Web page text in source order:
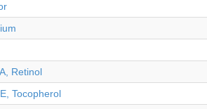
Retinol
Tocopherol